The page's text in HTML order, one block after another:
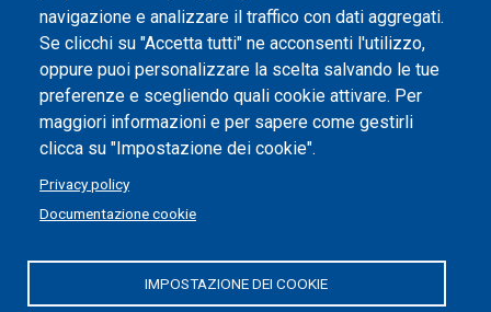
navigazione e analizzare il traffico con dati aggregati.
Se clicchi su "Accetta tutti" ne acconsenti l'utilizzo,
oppure puoi personalizzare la scelta salvando le tue
preferenze e scegliendo quali cookie attivare. Per
maggiori informazioni e per sapere come gestirli
clicca su "Impostazione dei cookie".
Privacy policy
Documentazione cookie
IMPOSTAZIONE DEI COOKIE
Politecnico di Torino | Corso Duca degli Abruzzi, 24 | 10129